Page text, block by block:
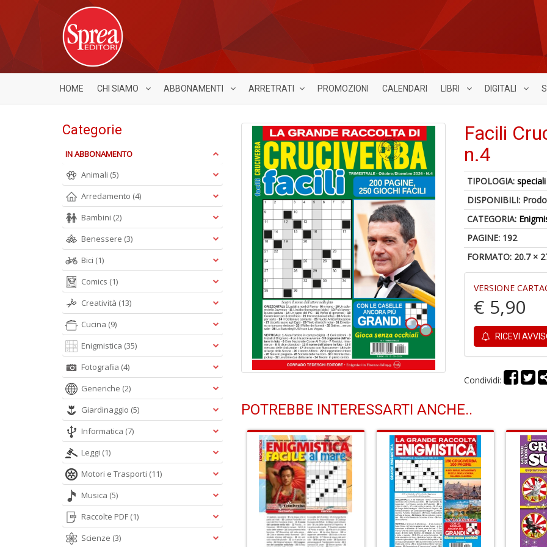
HOME CHI SIAMO ABBONAMENTI ARRETRATI PROMOZIONI CALENDARI LIBRI DIGITALI
Facili
n.4
TIPOLOGIA:speciali
DISPONIBILI:
CATEGORIA:
PAGINE: 192
FORMATO: 20.7 ×
VERSIONE
€ 5,90
RICEVI
Condividi:
POTREBBE INTERESSARTI ANCHE..
Categorie
IN ABBONAMENTO
Animali (5)
Arredamento (4)
Bambini (2)
Benessere (3)
Bici (1)
Comics (1)
Creatività (13)
Cucina (9)
Enigmistica (35)
Fotografia (4)
Generiche (2)
Giardinaggio (5)
Informatica (7)
Leggi (1)
Motori e Trasporti (11)
Musica (5)
Raccolte PDF (1)
Scienze (3)